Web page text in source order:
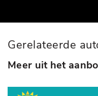
Gerelateerde
Meer uit het